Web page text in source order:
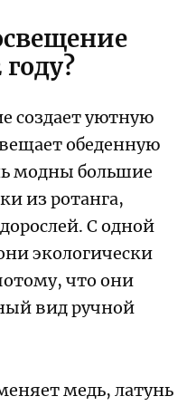
создает уютную
обеденную
модны большие
из ротанга,
С одной
экологически
что они
вид ручной
медь, латунь